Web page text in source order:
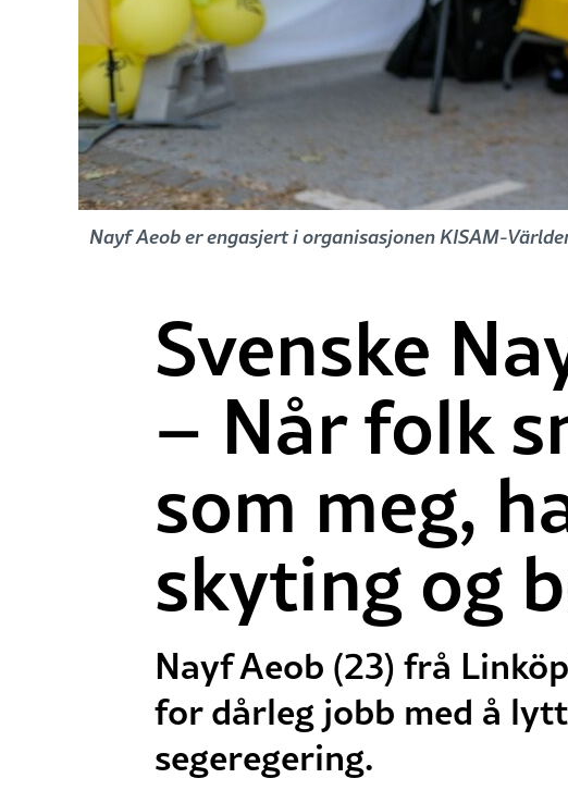
Nayf Aeob er engasjert i organisasjonen KISAM-
Svenske
– Når folk
som meg,
skyting og
Nayf Aeob (23) frå
for dårleg jobb med å
segeregering.